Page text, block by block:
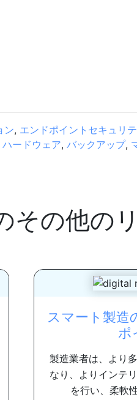
ン, エンドポイントセキュリ
ハードウェア, バックアップ,
その他の
スマート製造
ポ
製造業者は、より
なり、よりインテ
を行い、柔軟